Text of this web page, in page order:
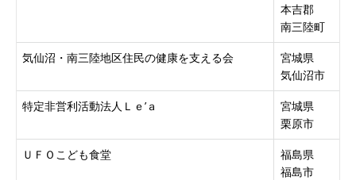
本吉郡
南三陸町
気仙沼・南三陸地区住民の健康を支える会
宮城県
気仙沼市
特定非営利活動法人Ｌｅ’ａ
宮城県
栗原市
ＵＦＯこども食堂
福島県
福島市